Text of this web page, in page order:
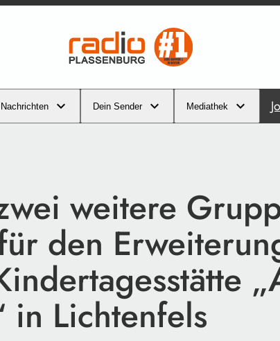
Nachrichten Dein Sender Mediathek
weitere
den
in Lichtenfels